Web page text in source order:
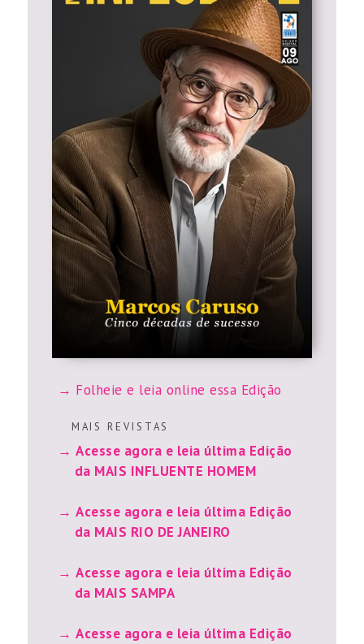
Folheie e leia online essa Edição
M A I S R E V I S T A S
Acesse agora e leia última Edição
da MAIS INFLUENTE HOMEM
Acesse agora e leia última Edição
da MAIS RIO DE JANEIRO
Acesse agora e leia última Edição
da MAIS SAMPA
Acesse agora e leia última Edição